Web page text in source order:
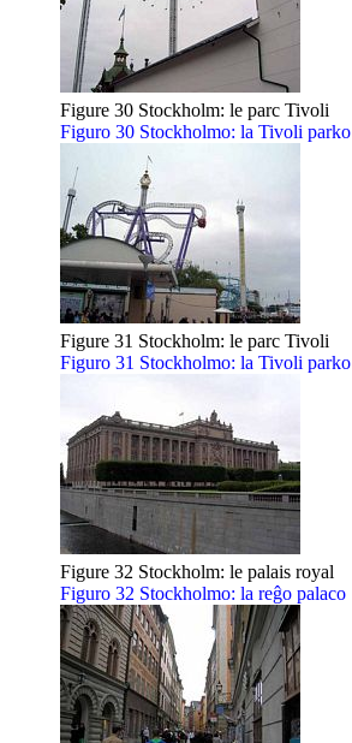
Figure 30 Stockholm: le parc Tivoli
Figuro 30 Stockholmo: la Tivoli parko
Figure 31 Stockholm: le parc Tivoli
Figuro 31 Stockholmo: la Tivoli parko
Figure 32 Stockholm: le palais royal
Figuro 32 Stockholmo: la reĝo palaco